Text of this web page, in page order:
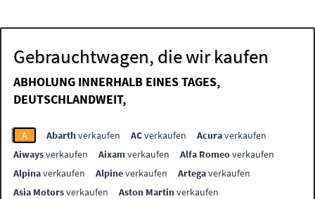
Gebrauchtwagen, die wir kaufen
ABHOLUNG INNERHALB EINES TAGES,
DEUTSCHLANDWEIT,
A Abarthverkaufen ACverkaufen Acuraverkaufen
Aiwaysverkaufen Aixamverkaufen Alfa Romeoverkaufen
Alpinaverkaufen Alpineverkaufen Artegaverkaufen
Asia Motorsverkaufen Aston Martinverkaufen